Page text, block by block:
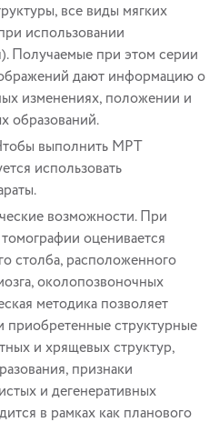
все виды мягких
использовании
Получаемые при этом серии
дают информацию о
изменениях, положении и
образований.
выполнить МРТ
использовать
возможности. При
оценивается
столба, расположенного
околопозвоночных
методика позволяет
приобретенные структурные
и хрящевых структур,
признаки
и дегенеративных
в рамках как планового